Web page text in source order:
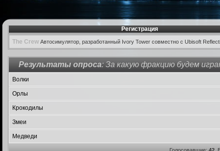
Регистрация
The Crew Автосимулятор, разработанный Ivory Tower совместно с Ubisoft
Результаты опроса: За какую фракцию будем
Волки
Орлы
Крокодилы
Змеи
Медведи